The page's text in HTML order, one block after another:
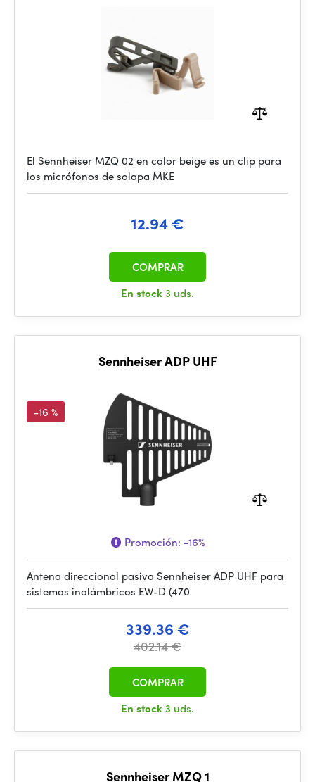
El Sennheiser MZQ 02 en color beige es un clip para
los micrófonos de solapa MKE
12.94 €
En stock3 uds.
COMPRAR
Sennheiser ADP UHF
-16 %
Promoción: -16%
Antena direccional pasiva Sennheiser ADP UHF para
sistemas inalámbricos EW-D (470
339.36 €
402.14 €
En stock3 uds.
COMPRAR
Sennheiser MZQ 1